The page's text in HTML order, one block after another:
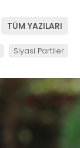
TÜM YAZILARI
Siyasi Partiler